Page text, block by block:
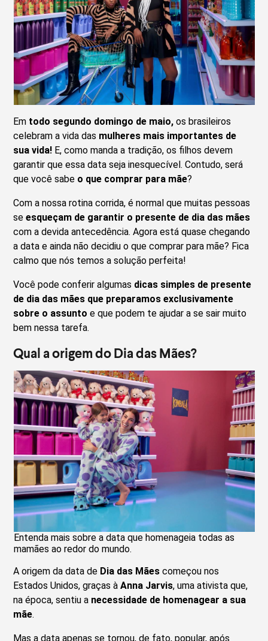
Em todo segundo domingo de maio, os brasileiros
celebram a vida das mulheres mais importantes de
sua vida! E, como manda a tradição, os filhos devem
garantir que essa data seja inesquecível. Contudo, será
que você sabe o que comprar para mãe?
Com a nossa rotina corrida, é normal que muitas pessoas
seesqueçam de garantir o presente de dia das mães
com a devida antecedência. Agora está quase chegando
a data e ainda não decidiu o que comprar para mãe? Fica
calmo que nós temos a solução perfeita!
Você pode conferir algumas dicas simples de presente
de dia das mães que preparamos exclusivamente
sobre o assunto e que podem te ajudar a se sair muito
bem nessa tarefa.
Qual a origem do Dia das Mães?
Entenda mais sobre a data que homenageia todas as
mamães ao redor do mundo.
A origem da data de Dia das Mães começou nos
Estados Unidos, graças àAnna Jarvis, uma ativista que,
na época, sentiu a necessidade de homenagear a sua
mãe.
Mas a data apenas se tornou, de fato, popular, após